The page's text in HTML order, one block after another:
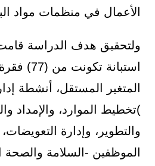
الأعمال في منظمات مواد
ولتحقيق هدف الدراسة قامت
استبانة
المتغير المستقل، أنشطة
)تخطيط الموارد، والإمداد
والتطوير، وإدارة
الموظفين -السلامة والصحة